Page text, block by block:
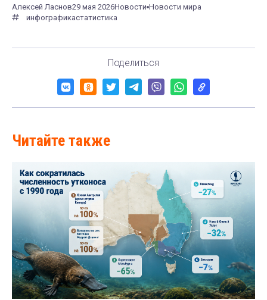
Алексей Ласнов29 мая 2026Новости Новости мира
инфографикастатистика
Поделиться
Читайте также